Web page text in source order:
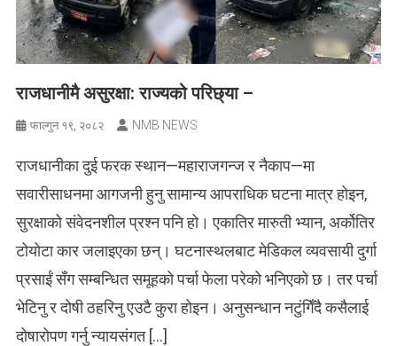
राजधानीमै असुरक्षा: राज्यको परिछ्या –
फाल्गुन १९, २०८२ NMB NEWS
राजधानीका दुई फरक स्थान—महाराजगन्ज र नैकाप—मा
सवारीसाधनमा आगजनी हुनु सामान्य आपराधिक घटना मात्र होइन,
सुरक्षाको संवेदनशील प्रश्न पनि हो। एकातिर मारुती भ्यान, अर्कोतिर
टोयोटा कार जलाइएका छन्। घटनास्थलबाट मेडिकल व्यवसायी दुर्गा
प्रसाईं सँग सम्बन्धित समूहको पर्चा फेला परेको भनिएको छ। तर पर्चा
भेटिनु र दोषी ठहरिनु एउटै कुरा होइन। अनुसन्धान नटुंगिँदै कसैलाई
दोषारोपण गर्नु न्यायसंगत […]